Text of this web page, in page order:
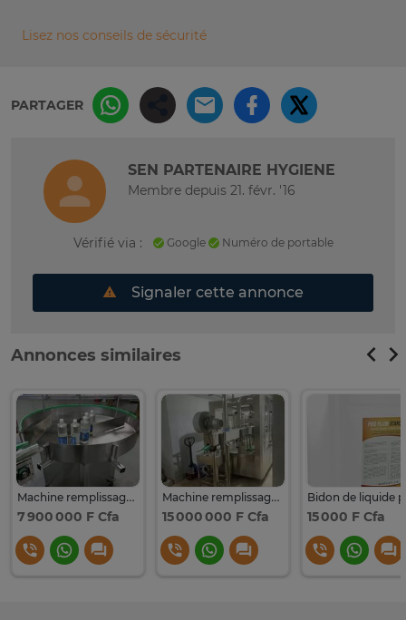
Lisez nos conseils de sécurité
PARTAGER
SEN PARTENAIRE HYGIENE
Membre depuis 21. févr. '16
Vérifié via : Google Numéro de portable
Signaler cette annonce
Annonces similaires
Machine remplissage automatique Liquide
7 900 000 F Cfa
Machine remplissage automatique acier inox grande capacité
15 000 000 F Cfa 15 000 F Cfa